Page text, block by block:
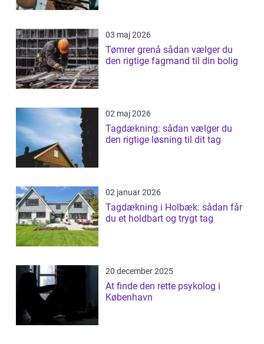
03 maj 2026
Tømrer grenå sådan vælger du
den rigtige fagmand til din bolig
02 maj 2026
Tagdækning: sådan vælger du
den rigtige løsning til dit tag
02 januar 2026
Tagdækning i Holbæk: sådan får
du et holdbart og trygt tag
20 december 2025
At finde den rette psykolog i
København